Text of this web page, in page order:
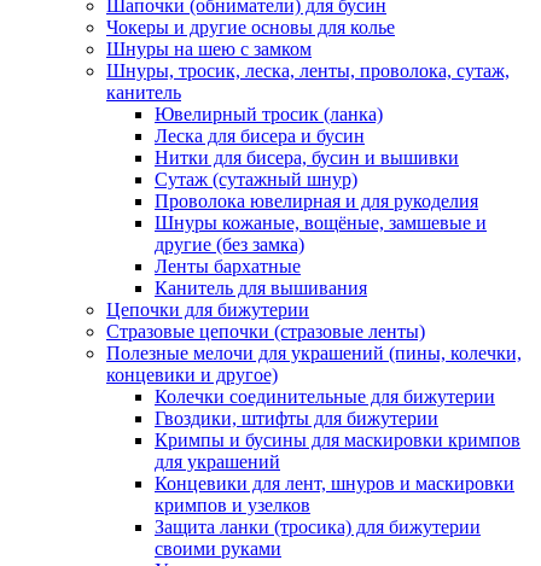
Шапочки (обниматели) для бусин
Чокеры и другие основы для колье
Шнуры на шею с замком
Шнуры, тросик, леска, ленты, проволока, сутаж,
канитель
Ювелирный тросик (ланка)
Леска для бисера и бусин
Нитки для бисера, бусин и вышивки
Сутаж (сутажный шнур)
Проволока ювелирная и для рукоделия
Шнуры кожаные, вощёные, замшевые и
другие (без замка)
Ленты бархатные
Канитель для вышивания
Цепочки для бижутерии
Стразовые цепочки (стразовые ленты)
Полезные мелочи для украшений (пины, колечки,
концевики и другое)
Колечки соединительные для бижутерии
Гвоздики, штифты для бижутерии
Кримпы и бусины для маскировки кримпов
для украшений
Концевики для лент, шнуров и маскировки
кримпов и узелков
Защита ланки (тросика) для бижутерии
своими руками